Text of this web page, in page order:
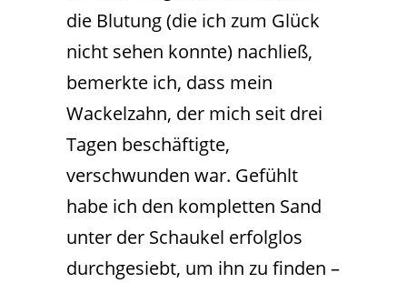
die Blutung (die ich zum Glück
nicht sehen konnte) nachließ,
bemerkte ich, dass mein
Wackelzahn, der mich seit drei
Tagen beschäftigte,
verschwunden war. Gefühlt
habe ich den kompletten Sand
unter der Schaukel erfolglos
durchgesiebt, um ihn zu finden –